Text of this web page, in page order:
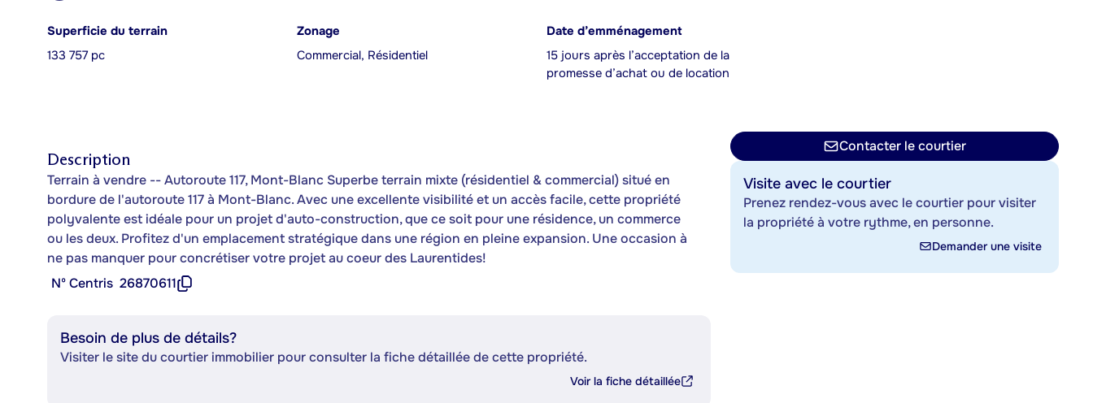
Superficie du terrain
133 757 pc
Zonage
Commercial, Résidentiel
Date d’emménagement
15 jours après l’acceptation de la
promesse d’achat ou de location
Description
Terrain à vendre -- Autoroute 117, Mont-Blanc Superbe terrain mixte (résidentiel & commercial) situé en
bordure de l'autoroute 117 à Mont-Blanc. Avec une excellente visibilité et un accès facile, cette propriété
polyvalente est idéale pour un projet d'auto-construction, que ce soit pour une résidence, un commerce
ou les deux. Profitez d'un emplacement stratégique dans une région en pleine expansion. Une occasion à
ne pas manquer pour concrétiser votre projet au coeur des Laurentides!
Nº Centris 26870611
Besoin de plus de détails?
Visiter le site du courtier immobilier pour consulter la fiche détaillée de cette propriété.
Voir la fiche détaillée
Contacter le courtier
Visite avec le courtier
Prenez rendez-vous avec le courtier pour visiter
la propriété à votre rythme, en personne.
Demander une visite